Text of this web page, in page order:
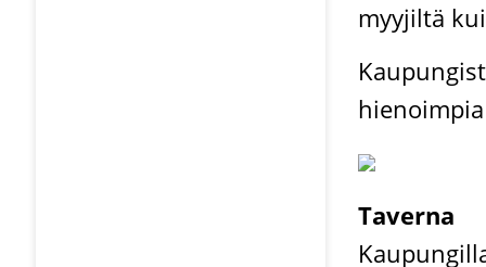
myyjiltä
Taverna